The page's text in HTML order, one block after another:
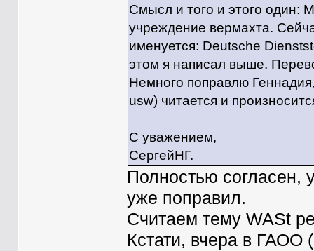
Смысл и того и этого один:
учреждение вермахта.
именуется: Deutsche
этом я написал выше.
Немного поправлю
usw) читается и
С уважением,
СергейНГ.
Полностью согласен,
уже поправил.
Считаем тему WASt
Кстати, вчера в ГАОО